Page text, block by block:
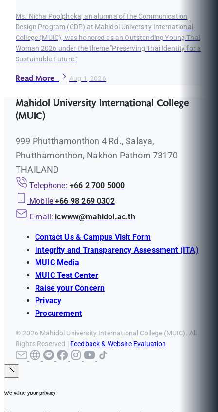
Ms. Nicha Poolphoka, an alumna of the Communication
Design Program (CDP) at Mahidol University International
College (MUIC), was honored as an Outstanding Young Thai
Woman 2026 under the theme "Preserving Thai Identity for a
Sustainable Future."
Read More Aug 1, 2026
Mahidol University International College
(MUIC)
999 Phutthamonthon 4 Rd., Salaya,
Phutthamonthon, Nakhon Pathom 73170
THAILAND
Telephone: +66 2 700 5000
Mobile +66 98 269 0302
E-mail: icwww@mahidol.ac.th
Contact Us & Campus Visit Form
Integrity and Transparency Assessment (ITA)
MUIC Media
MUIC Test Center
Raise your Concern
Privacy
Procurement
© 2026 Mahidol University International College (MUIC). All
Rights Reserved | Feedback & Website Evaluation
We value your privacy